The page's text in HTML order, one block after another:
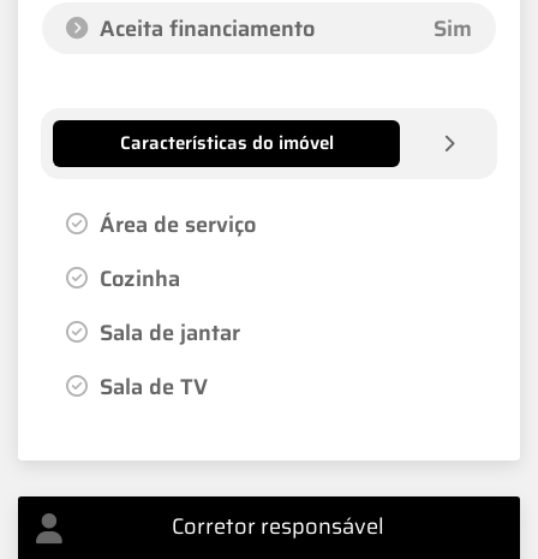
Aceita financiamento Sim
Características do imóvel
Área de serviço
Cozinha
Sala de jantar
Sala de TV
Corretor responsável